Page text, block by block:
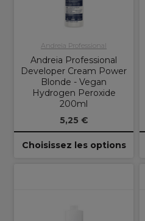
Andreia Professional
Andreia Professional
Developer Cream Power
Blonde - Vegan
Hydrogen Peroxide
200ml
5,25 €
Choisissez les options